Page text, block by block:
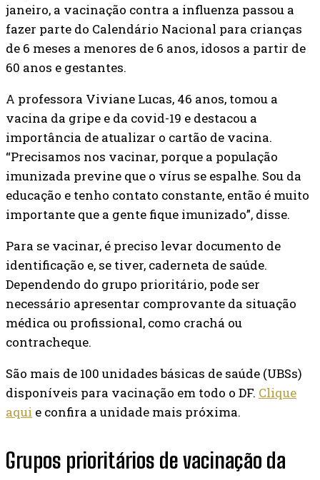
janeiro, a vacinação contra a influenza passou a
fazer parte do Calendário Nacional para crianças
de 6 meses a menores de 6 anos, idosos a partir de
60 anos e gestantes.
A professora Viviane Lucas, 46 anos, tomou a
vacina da gripe e da covid-19 e destacou a
importância de atualizar o cartão de vacina.
“Precisamos nos vacinar, porque a população
imunizada previne que o vírus se espalhe. Sou da
educação e tenho contato constante, então é muito
importante que a gente fique imunizado”, disse.
Para se vacinar, é preciso levar documento de
identificação e, se tiver, caderneta de saúde.
Dependendo do grupo prioritário, pode ser
necessário apresentar comprovante da situação
médica ou profissional, como crachá ou
contracheque.
São mais de 100 unidades básicas de saúde (UBSs)
disponíveis para vacinação em todo o DF. Clique
aqui e confira a unidade mais próxima.
Grupos prioritários de vacinação da